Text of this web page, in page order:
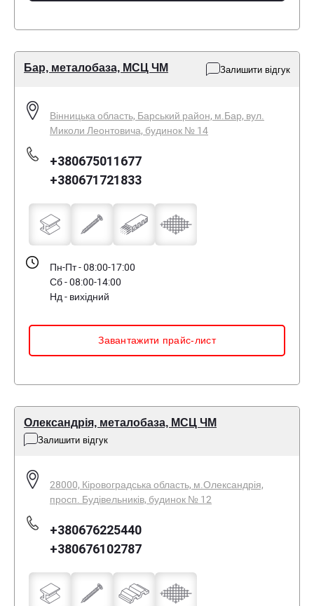
Бар, металобаза, МСЦ ЧМ Залишити відгук
Вінницька область, Барський район, м.Бар, вул.
Миколи Леонтовича, будинок № 14
+380675011677
+380671721833
Пн-Пт - 08:00-17:00
Сб - 08:00-14:00
Нд - вихідний
Завантажити прайс-лист
Олександрія, металобаза, МСЦ ЧМ
Залишити відгук
28000, Кіровоградська область, м.Олександрія,
просп. Будівельників, будинок № 12
+380676225440
+380676102787